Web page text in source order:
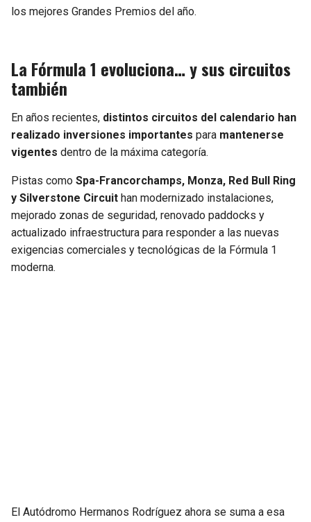
los mejores Grandes Premios del año.
La Fórmula 1 evoluciona… y sus circuitos
también
En años recientes, distintos circuitos del calendario han
realizado inversiones importantes para mantenerse
vigentes dentro de la máxima categoría.
Pistas como Spa-Francorchamps, Monza, Red Bull Ring
y Silverstone Circuit han modernizado instalaciones,
mejorado zonas de seguridad, renovado paddocks y
actualizado infraestructura para responder a las nuevas
exigencias comerciales y tecnológicas de la Fórmula 1
moderna.
El Autódromo Hermanos Rodríguez ahora se suma a esa